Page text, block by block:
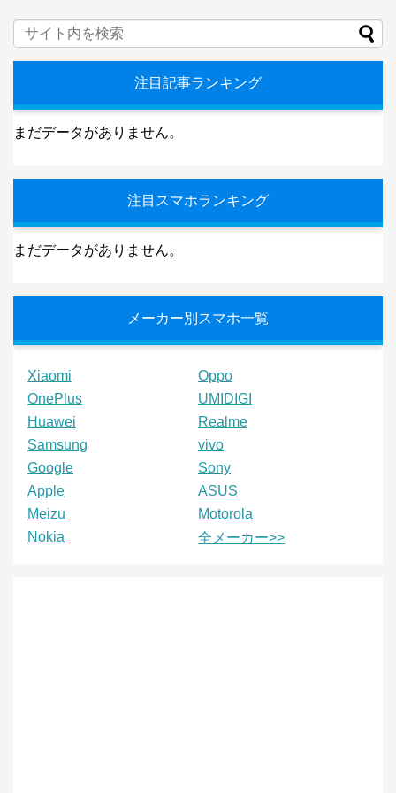
注目記事ランキング
まだデータがありません。
注目スマホランキング
まだデータがありません。
メーカー別スマホ一覧
Xiaomi
Oppo
OnePlus
UMIDIGI
Huawei
Realme
Samsung
vivo
Google
Sony
Apple
ASUS
Meizu
Motorola
Nokia
全メーカー>>